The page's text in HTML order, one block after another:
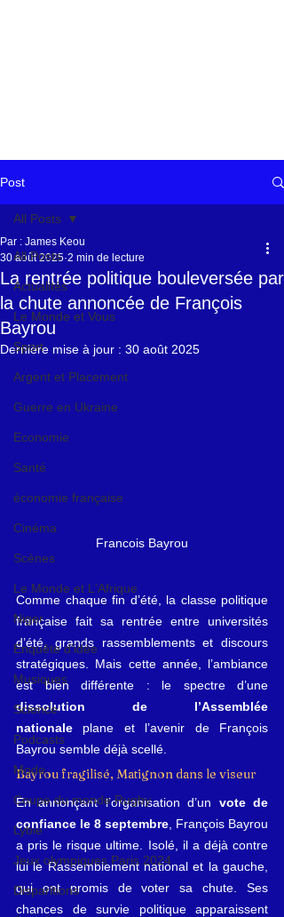
Post
All Posts
Actualités
Le Monde et Vous
Sport
Argent et Placement
Guerre en Ukraine
Economie
Santé
économie française
Cinéma
Scènes
Le Monde et L'Afrique
Niger
Enquête d'idée
Musiques
Science
Podcasts
Mode
Coupe du monde Rugby
Lybie
Jeux olympiques Paris 2024
Disparitions
All Posts
La rentrée politique bouleversée par
la chute annoncée de François
Bayrou
Par : James Keou
30 août 2025 2 min de lecture
Dernière mise à jour : 30 août 2025
Francois Bayrou
Comme chaque fin d’été, la classe politique
française fait sa rentrée entre universités
d’été, grands rassemblements et discours
stratégiques. Mais cette année, l’ambiance
dissolution de l’Assemblée
nationale plane et l’avenir de François
Bayrou semble déjà scellé.
Bayrou fragilisé, Matignon dans le viseur
En annonçant l’organisation d’un vote de
confiance le 8 septembre , François Bayrou
a pris le risque ultime. Isolé, il a déjà contre
lui le Rassemblement national et la gauche,
qui ont promis de voter sa chute. Ses
chances de survie politique apparaissent